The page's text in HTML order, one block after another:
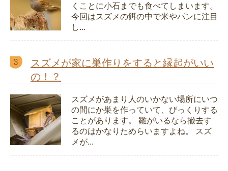
くことに小石までも食べてしまいます。
今回はスズメの餌の中で米やパンに注目
し...
スズメが家に巣作りをすると縁起がいい
の！？
スズメがあまり人のいかない場所にいつ
の間にか巣を作っていて、びっくりする
ことがあります。 雛がいるなら撤去す
るのはかなりためらいますよね。 スズ
メが...